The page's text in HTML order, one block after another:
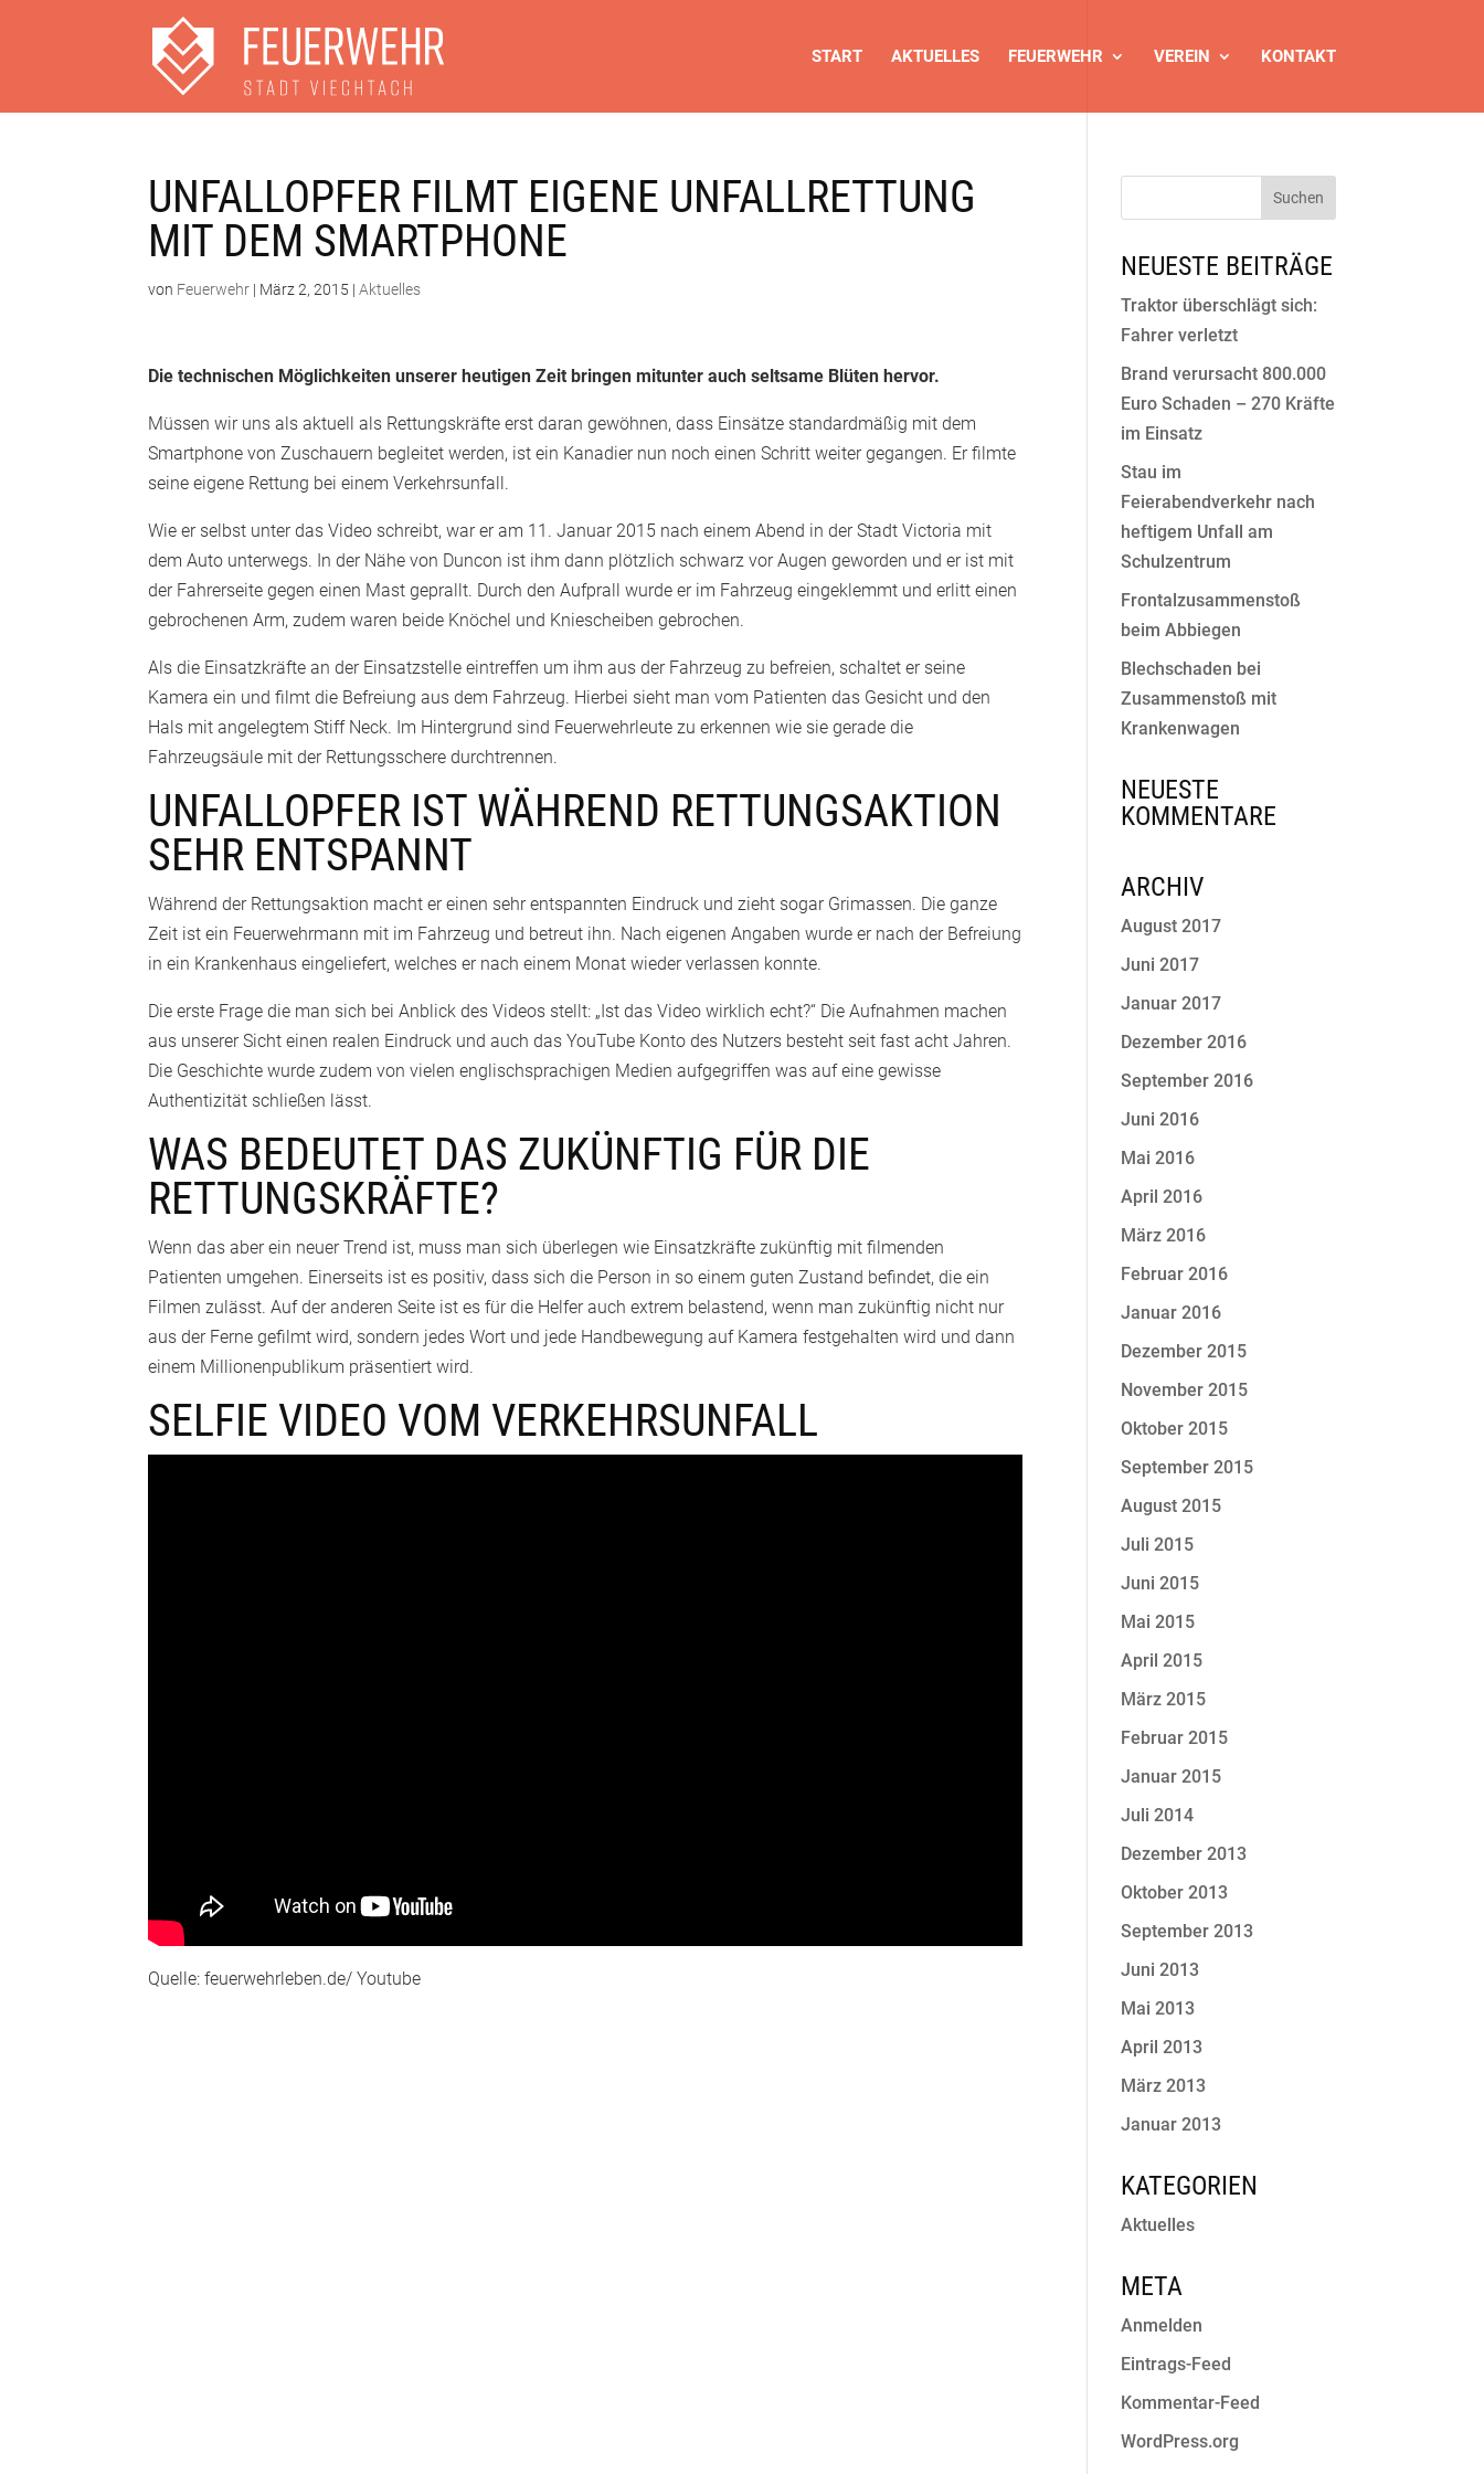
START AKTUELLES FEUERWEHR VEREIN KONTAKT
UNFALLOPFER FILMT EIGENE UNFALLRETTUNG
MIT DEM SMARTPHONE
von Feuerwehr | März 2, 2015 |Aktuelles
Die technischen Möglichkeiten unserer heutigen Zeit bringen mitunter auch seltsame Blüten hervor.
Müssen wir uns als aktuell als Rettungskräfte erst daran gewöhnen, dass Einsätze standardmäßig mit dem
Smartphone von Zuschauern begleitet werden, ist ein Kanadier nun noch einen Schritt weiter gegangen. Er filmte
seine eigene Rettung bei einem Verkehrsunfall.
Wie er selbst unter das Video schreibt, war er am 11. Januar 2015 nach einem Abend in der Stadt Victoria mit
dem Auto unterwegs. In der Nähe von Duncon ist ihm dann plötzlich schwarz vor Augen geworden und er ist mit
der Fahrerseite gegen einen Mast geprallt. Durch den Aufprall wurde er im Fahrzeug eingeklemmt und erlitt einen
gebrochenen Arm, zudem waren beide Knöchel und Kniescheiben gebrochen.
Als die Einsatzkräfte an der Einsatzstelle eintreffen um ihm aus der Fahrzeug zu befreien, schaltet er seine
Kamera ein und filmt die Befreiung aus dem Fahrzeug. Hierbei sieht man vom Patienten das Gesicht und den
Hals mit angelegtem Stiff Neck. Im Hintergrund sind Feuerwehrleute zu erkennen wie sie gerade die
Fahrzeugsäule mit der Rettungsschere durchtrennen.
UNFALLOPFER IST WÄHREND RETTUNGSAKTION
SEHR ENTSPANNT
Während der Rettungsaktion macht er einen sehr entspannten Eindruck und zieht sogar Grimassen. Die ganze
Zeit ist ein Feuerwehrmann mit im Fahrzeug und betreut ihn. Nach eigenen Angaben wurde er nach der Befreiung
in ein Krankenhaus eingeliefert, welches er nach einem Monat wieder verlassen konnte.
Die erste Frage die man sich bei Anblick des Videos stellt: „Ist das Video wirklich echt?“ Die Aufnahmen machen
aus unserer Sicht einen realen Eindruck und auch das YouTube Konto des Nutzers besteht seit fast acht Jahren.
Die Geschichte wurde zudem von vielen englischsprachigen Medien aufgegriffen was auf eine gewisse
Authentizität schließen lässt.
WAS BEDEUTET DAS ZUKÜNFTIG FÜR DIE
RETTUNGSKRÄFTE?
Wenn das aber ein neuer Trend ist, muss man sich überlegen wie Einsatzkräfte zukünftig mit filmenden
Patienten umgehen. Einerseits ist es positiv, dass sich die Person in so einem guten Zustand befindet, die ein
Filmen zulässt. Auf der anderen Seite ist es für die Helfer auch extrem belastend, wenn man zukünftig nicht nur
aus der Ferne gefilmt wird, sondern jedes Wort und jede Handbewegung auf Kamera festgehalten wird und dann
einem Millionenpublikum präsentiert wird.
SELFIE VIDEO VOM VERKEHRSUNFALL
Quelle: feuerwehrleben.de/ Youtube
NEUESTE BEITRÄGE
Traktor überschlägt sich:
Fahrer verletzt
Brand verursacht 800.000
Euro Schaden – 270 Kräfte
im Einsatz
Stau im
Feierabendverkehr nach
heftigem Unfall am
Schulzentrum
Frontalzusammenstoß
beim Abbiegen
Blechschaden bei
Zusammenstoß mit
Krankenwagen
NEUESTE
KOMMENTARE
ARCHIV
August 2017
Juni 2017
Januar 2017
Dezember 2016
September 2016
Juni 2016
Mai 2016
April 2016
März 2016
Februar 2016
Januar 2016
Dezember 2015
November 2015
Oktober 2015
September 2015
August 2015
Juli 2015
Juni 2015
Mai 2015
April 2015
März 2015
Februar 2015
Januar 2015
Juli 2014
Dezember 2013
Oktober 2013
September 2013
Juni 2013
Mai 2013
April 2013
März 2013
Januar 2013
KATEGORIEN
Aktuelles
META
Anmelden
Eintrags-Feed
Kommentar-Feed
WordPress.org